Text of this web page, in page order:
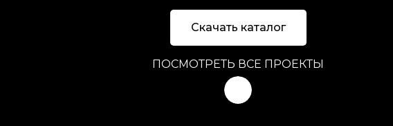
Скачать каталог
ПОСМОТРЕТЬ ВСЕ ПРОЕКТЫ